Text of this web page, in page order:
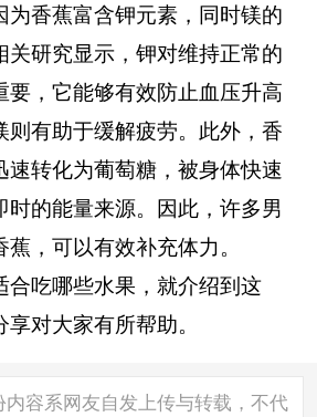
为香蕉富含钾元素，同时镁的
关研究显示，钾对维持正常的
要，它能够有效防止血压升高
则有助于缓解疲劳。此外，香
速转化为葡萄糖，被身体快速
时的能量来源。因此，许多男
，可以有效补充体力。
合吃哪些水果，就介绍到这
对大家有所帮助。
内容系网友自发上传与转载，不代